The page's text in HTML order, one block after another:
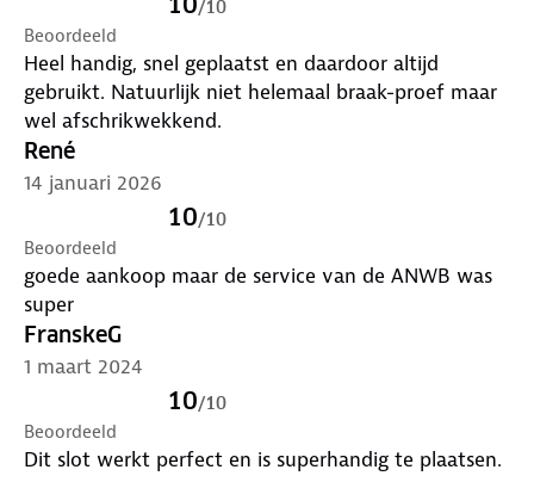
/10
Beoordeeld
Heel handig, snel geplaatst en daardoor altijd
gebruikt. Natuurlijk niet helemaal braak-proef maar
wel afschrikwekkend.
René
14 januari 2026
10/10
Beoordeeld
goede aankoop maar de service van de ANWB was
super
FranskeG
1 maart 2024
10/10
Beoordeeld
Dit slot werkt perfect en is superhandig te plaatsen.